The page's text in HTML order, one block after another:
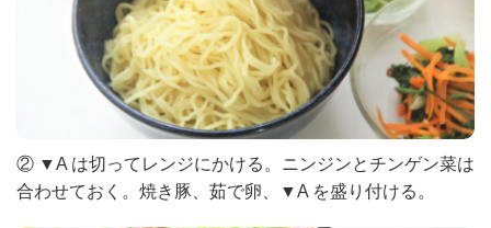
② ▼A は切ってレンジにかける。ニンジンとチンゲン菜は
合わせておく。焼き豚、茹で卵、▼A を盛り付ける。